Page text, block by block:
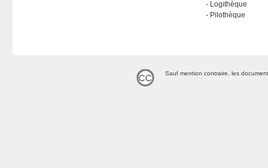
Logithèque
Pilothèque
Sauf mention contraire, les